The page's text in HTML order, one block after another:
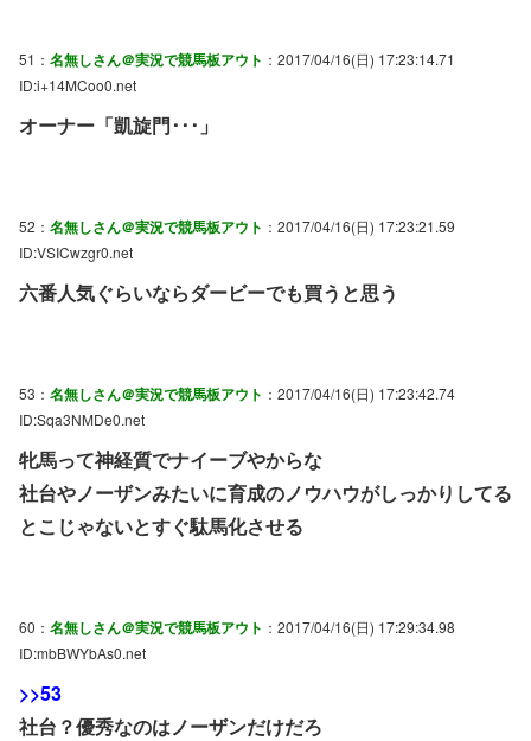
51： 名無しさん＠実況で競馬板アウト ：2017/04/16(日) 17:23:14.71
ID:i+14MCoo0.net
オーナー「凱旋門･･･」
52： 名無しさん＠実況で競馬板アウト ：2017/04/16(日) 17:23:21.59
ID:VSICwzgr0.net
六番人気ぐらいならダービーでも買うと思う
53： 名無しさん＠実況で競馬板アウト ：2017/04/16(日) 17:23:42.74
ID:Sqa3NMDe0.net
牝馬って神経質でナイーブやからな
社台やノーザンみたいに育成のノウハウがしっかりしてる
とこじゃないとすぐ駄馬化させる
60： 名無しさん＠実況で競馬板アウト ：2017/04/16(日) 17:29:34.98
ID:mbBWYbAs0.net
>>53
社台？優秀なのはノーザンだけだろ